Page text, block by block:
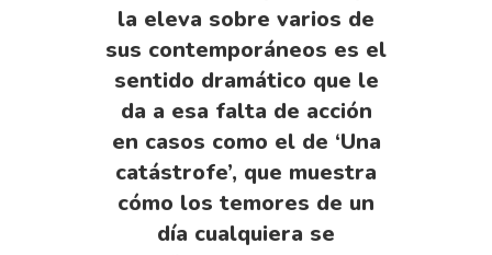
la eleva sobre varios de
sus contemporáneos es el
sentido dramático que le
da a esa falta de acción
en casos como el de ‘Una
catástrofe’, que muestra
cómo los temores de un
día cualquiera se